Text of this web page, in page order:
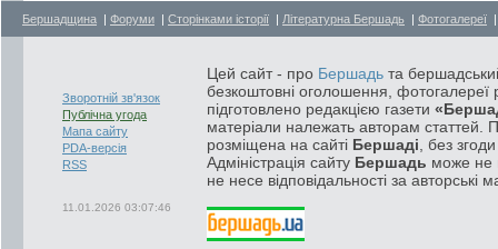
Бершадщина | Форуми | Сторінками історії | Літературна Бершадь | Фотогалереї
Зворотній зв'язок
Публічна угода
Мапа сайту
PDA-версія
RSS
11.01.2026 03:07:46
Цей сайт - про Бершадь та
безкоштовні оголошення, фотогалереї
підготовлено редакцією газети
матеріали належать авторам статтей.
розміщена на сайті Бершаді , без
Адміністрація сайту Бершадь може не
не несе відповідальності за авторські